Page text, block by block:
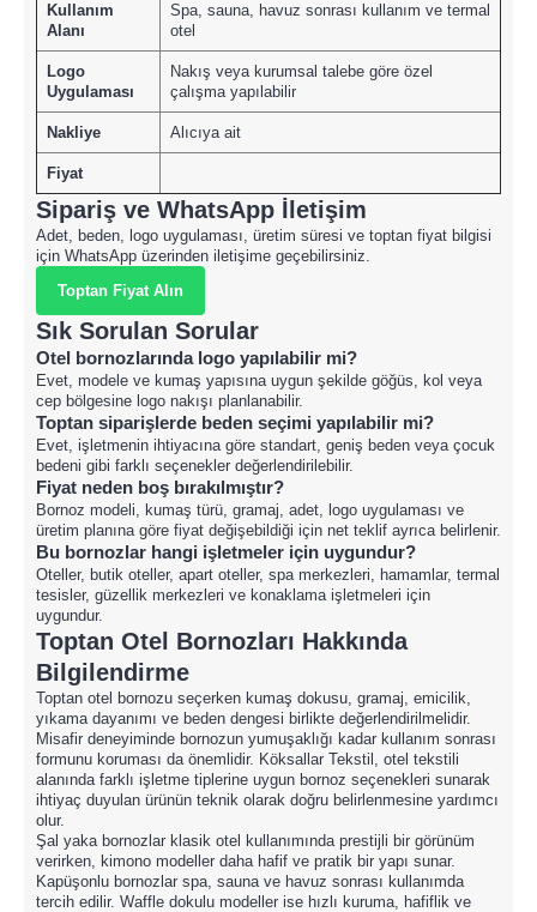
Kullanım
Alanı
Spa, sauna, havuz sonrası kullanım ve termal
otel
Logo
Uygulaması
Nakış veya kurumsal talebe göre özel
çalışma yapılabilir
Nakliye Alıcıya ait
Fiyat
Sipariş ve WhatsApp İletişim
Adet, beden, logo uygulaması, üretim süresi ve toptan fiyat bilgisi
için WhatsApp üzerinden iletişime geçebilirsiniz.
Toptan Fiyat Alın
Sık Sorulan Sorular
Otel bornozlarında logo yapılabilir mi?
Evet, modele ve kumaş yapısına uygun şekilde göğüs, kol veya
cep bölgesine logo nakışı planlanabilir.
Toptan siparişlerde beden seçimi yapılabilir mi?
Evet, işletmenin ihtiyacına göre standart, geniş beden veya çocuk
bedeni gibi farklı seçenekler değerlendirilebilir.
Fiyat neden boş bırakılmıştır?
Bornoz modeli, kumaş türü, gramaj, adet, logo uygulaması ve
üretim planına göre fiyat değişebildiği için net teklif ayrıca belirlenir.
Bu bornozlar hangi işletmeler için uygundur?
Oteller, butik oteller, apart oteller, spa merkezleri, hamamlar, termal
tesisler, güzellik merkezleri ve konaklama işletmeleri için
uygundur.
Toptan Otel Bornozları Hakkında
Bilgilendirme
Toptan otel bornozu seçerken kumaş dokusu, gramaj, emicilik,
yıkama dayanımı ve beden dengesi birlikte değerlendirilmelidir.
Misafir deneyiminde bornozun yumuşaklığı kadar kullanım sonrası
formunu koruması da önemlidir. Köksallar Tekstil, otel tekstili
alanında farklı işletme tiplerine uygun bornoz seçenekleri sunarak
ihtiyaç duyulan ürünün teknik olarak doğru belirlenmesine yardımcı
olur.
Şal yaka bornozlar klasik otel kullanımında prestijli bir görünüm
verirken, kimono modeller daha hafif ve pratik bir yapı sunar.
Kapüşonlu bornozlar spa, sauna ve havuz sonrası kullanımda
tercih edilir. Waffle dokulu modeller ise hızlı kuruma, hafiflik ve